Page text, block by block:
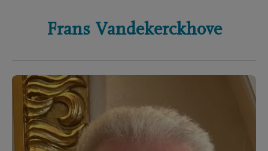
Frans Vandekerckhove